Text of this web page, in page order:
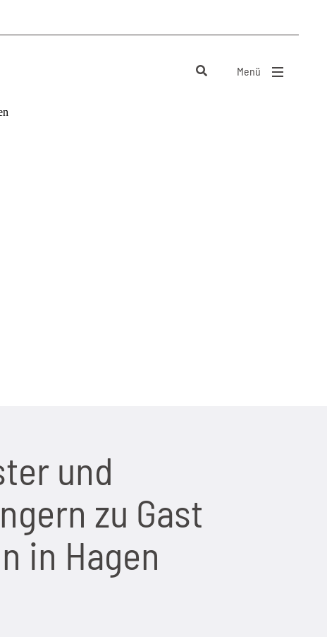
Menü
und
zu Gast
in Hagen